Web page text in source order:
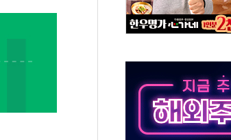
주택가서 흉기 난동…60대 남성 2명 숨져
결혼 때문에 손해 보는 일 없게"…'결혼 페널티' 22개
갯벌서 해루질 중 실종 60대 나흘만에 숨진 채 발견
중 어머니 흉기 살해 10대 아들 체포
김민석에 '뻔뻔' 받아친 정청래…제주 연설서 신경전